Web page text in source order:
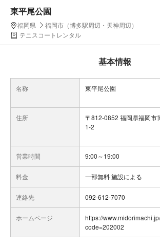
東平尾公園
福岡県
福岡市（博多駅周辺・天神周辺）
テニスコートレンタル
基本情報
名称 東平尾公園
住所
〒812-0852 福岡県福岡市
1-2
営業時間 9:00～19:00
料金 一部無料 施設による
連絡先 092-612-7070
ホームページ
https://
code=202002